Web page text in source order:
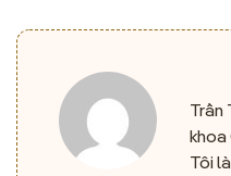
Trần
khoa
Tôi